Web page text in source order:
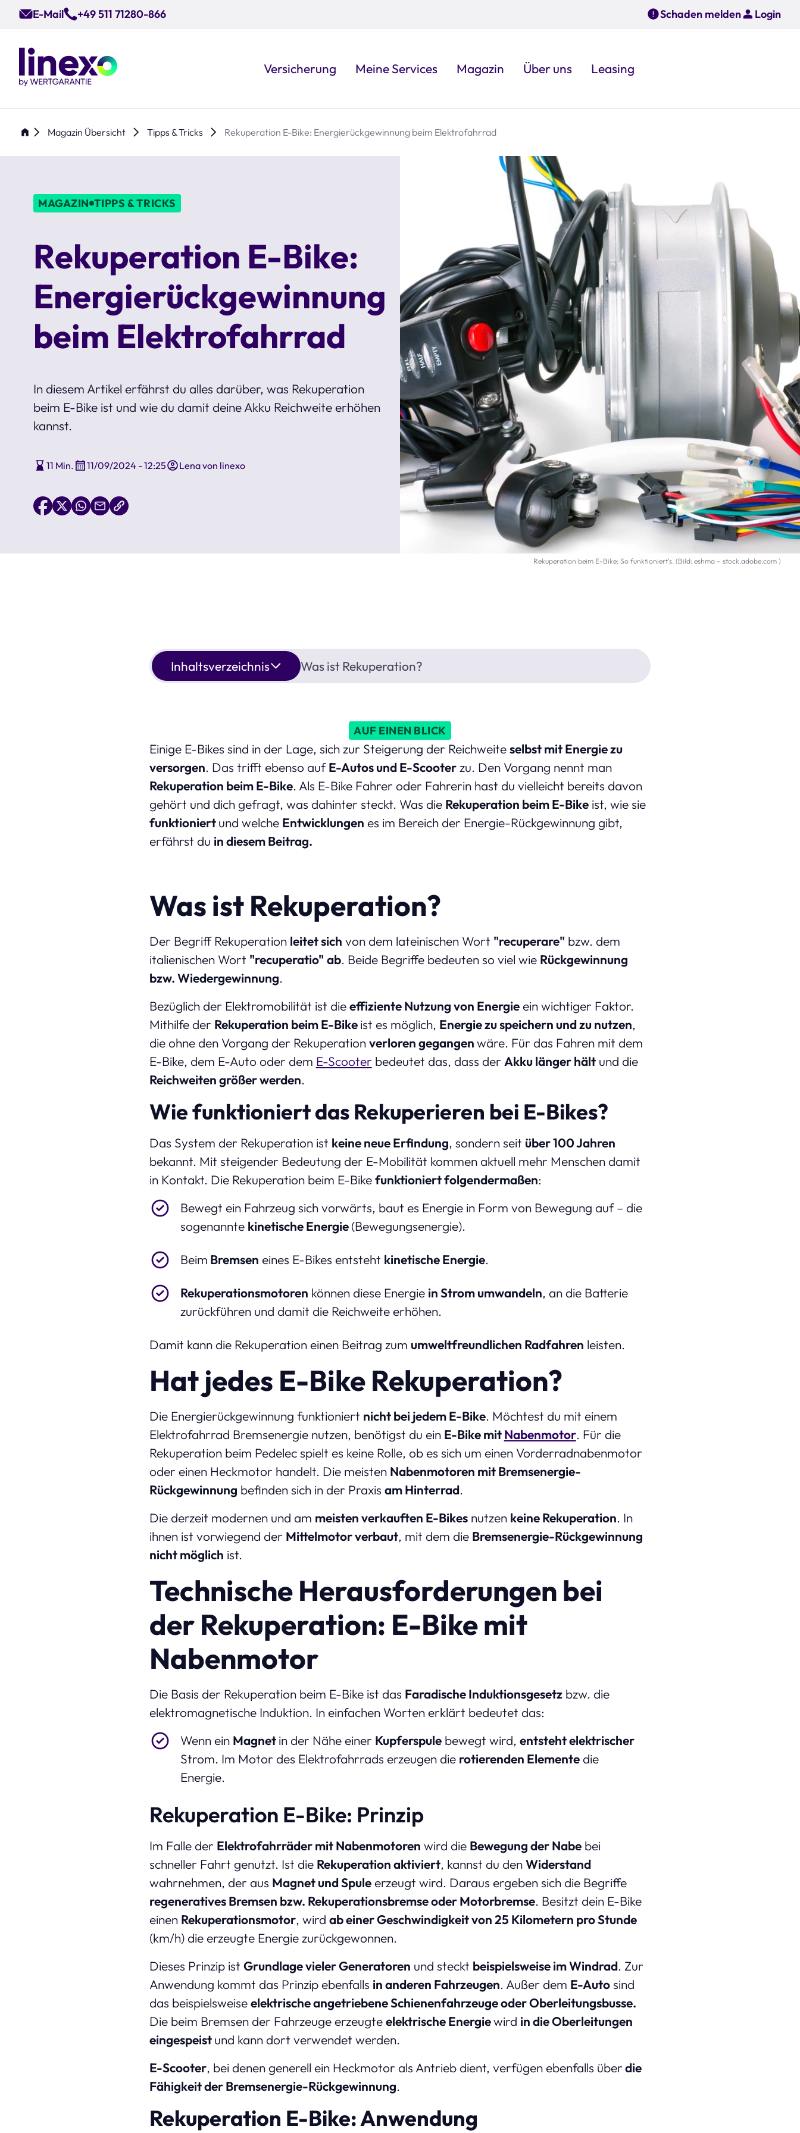
Skip
content
E-Mail +49 511 71280-866 Schaden melden Login
Versicherung Meine Services Magazin Über uns Leasing
Magazin Übersicht Tipps & Tricks Rekuperation E-Bike: Energierückgewinnung beim Elektrofahrrad
Rekuperation beim E-Bike: So funktioniert's. (Bild: eshma – stock.adobe.com )
MAGAZIN TIPPS & TRICKS
Rekuperation E-Bike:
Energierückgewinnung
beim Elektrofahrrad
In diesem Artikel erfährst du alles darüber, was Rekuperation
beim E-Bike ist und wie du damit deine Akku Reichweite erhöhen
kannst.
11 Min. 11/09/2024 - 12:25 Lena von linexo
Inhaltsverzeichnis Was ist Rekuperation?
AUF EINEN BLICK
Einige E-Bikes sind in der Lage, sich zur Steigerung der Reichweiteselbst mit Energie zu
versorgen. Das trifft ebenso aufE-Autos und E-Scooterzu. Den Vorgang nennt man
Rekuperation beim E-Bike. Als E-Bike Fahrer oder Fahrerin hast du vielleicht bereits davon
gehört und dich gefragt, was dahinter steckt. Was die Rekuperation beim E-Bikeist, wie sie
funktioniertund welche Entwicklungen es im Bereich der Energie-Rückgewinnung gibt,
erfährst du in diesem Beitrag.
Was ist Rekuperation?
Der Begriff Rekuperation leitet sich von dem lateinischen Wort "recuperare" bzw. dem
italienischen Wort "recuperatio" ab. Beide Begriffe bedeuten so viel wie Rückgewinnung
bzw. Wiedergewinnung.
Bezüglich der Elektromobilität ist dieeffiziente Nutzung von Energieein wichtiger Faktor.
Mithilfe der Rekuperation beim E-Bikeist es möglich, Energie zu speichern und zu nutzen,
die ohne den Vorgang der Rekuperationverloren gegangenwäre. Für das Fahren mit dem
E-Bike, dem E-Auto oder dem E-Scooter bedeutet das, dass der Akku länger hältund die
Reichweiten größer werden.
Wie funktioniert das Rekuperieren bei E-Bikes?
Das System der Rekuperation ist keine neue Erfindung, sondern seit über 100 Jahren
bekannt. Mit steigender Bedeutung der E-Mobilität kommen aktuell mehr Menschen damit
in Kontakt. Die Rekuperation beim E-Bikefunktioniert folgendermaßen:
Bewegt ein Fahrzeug sich vorwärts, baut es Energie in Form von Bewegung auf – die
sogenannte kinetische Energie(Bewegungsenergie).
Beim Bremsen eines E-Bikes entsteht kinetische Energie.
Rekuperationsmotoren können diese Energie in Strom umwandeln, an die Batterie
zurückführen und damit die Reichweite erhöhen.
Damit kann die Rekuperation einen Beitrag zum umweltfreundlichen Radfahren leisten.
Hat jedes E-Bike Rekuperation?
Die Energierückgewinnung funktioniert nicht bei jedem E-Bike. Möchtest du mit einem
Elektrofahrrad Bremsenergie nutzen, benötigst du ein E-Bike mitNabenmotor. Für die
Rekuperation beim Pedelec spielt es keine Rolle, ob es sich um einen Vorderradnabenmotor
oder einen Heckmotor handelt. Die meisten Nabenmotoren mit Bremsenergie-
Rückgewinnung befinden sich in der Praxis am Hinterrad.
Die derzeit modernen und am meisten verkauften E-Bikesnutzen keine Rekuperation. In
ihnen ist vorwiegend der Mittelmotor verbaut, mit dem die Bremsenergie-Rückgewinnung
nicht möglich ist.
Technische Herausforderungen bei
der Rekuperation: E-Bike mit
Nabenmotor
Die Basis der Rekuperation beim E-Bike ist das Faradische Induktionsgesetzbzw. die
elektromagnetische Induktion. In einfachen Worten erklärt bedeutet das:
Wenn ein Magnetin der Nähe einer Kupferspulebewegt wird, entsteht elektrischer
Strom. Im Motor des Elektrofahrrads erzeugen die rotierenden Elementedie
Energie.
Rekuperation E-Bike: Prinzip
Im Falle der Elektrofahrräder mit Nabenmotoren wird die Bewegung der Nabebei
schneller Fahrt genutzt. Ist die Rekuperation aktiviert, kannst du denWiderstand
wahrnehmen, der aus Magnet und Spuleerzeugt wird. Daraus ergeben sich die Begriffe
regeneratives Bremsen bzw. Rekuperationsbremse oder Motorbremse. Besitzt dein E-Bike
einen Rekuperationsmotor, wird ab einer Geschwindigkeit von 25 Kilometern pro Stunde
(km/h) die erzeugte Energie zurückgewonnen.
Dieses Prinzip ist Grundlage vieler Generatoren und steckt beispielsweise im Windrad. Zur
Anwendung kommt das Prinzip ebenfalls in anderen Fahrzeugen. Außer dem E-Autosind
das beispielsweiseelektrische angetriebene Schienenfahrzeuge oder Oberleitungsbusse.
Die beim Bremsen der Fahrzeuge erzeugteelektrische Energiewird in die Oberleitungen
eingespeistund kann dort verwendet werden.
E-Scooter, bei denen generell ein Heckmotor als Antrieb dient, verfügen ebenfalls überdie
Fähigkeit der Bremsenergie-Rückgewinnung.
Rekuperation E-Bike: Anwendung